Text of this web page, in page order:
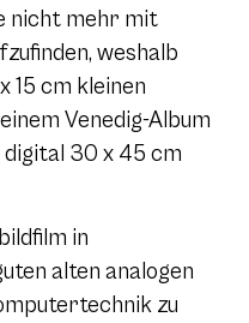
nicht mehr mit
weshalb
15 cm kleinen
Venedig-Album
digital 30 x 45 cm
in
alten analogen
zu